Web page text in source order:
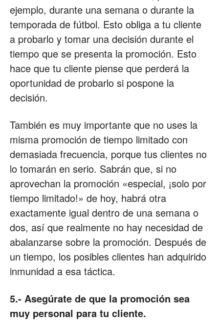
ejemplo, durante una semana o durante la
temporada de fútbol. Esto obliga a tu cliente
a probarlo y tomar una decisión durante el
tiempo que se presenta la promoción. Esto
hace que tu cliente piense que perderá la
oportunidad de probarlo si pospone la
decisión.
También es muy importante que no uses la
misma promoción de tiempo limitado con
demasiada frecuencia, porque tus clientes no
lo tomarán en serio. Sabrán que, si no
aprovechan la promoción «especial, ¡solo por
tiempo limitado!» de hoy, habrá otra
exactamente igual dentro de una semana o
dos, así que realmente no hay necesidad de
abalanzarse sobre la promoción. Después de
un tiempo, los posibles clientes han adquirido
inmunidad a esa táctica.
5.- Asegúrate de que la promoción sea
muy personal para tu cliente.